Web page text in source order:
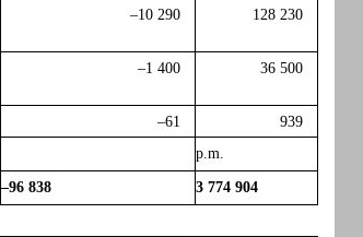
–10 290 128 230
–1 400 36 500
–61
939
p.m.
–96 838
3 774 904